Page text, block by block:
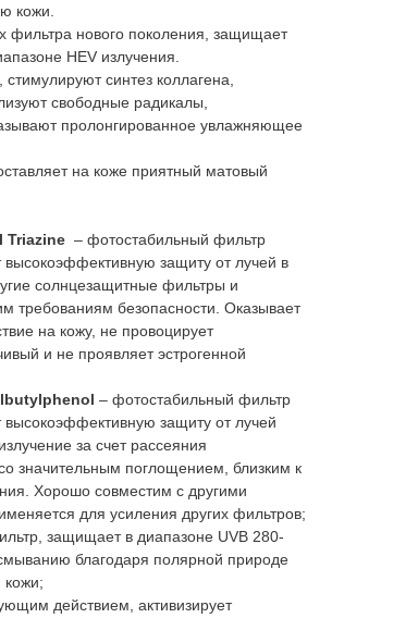
кожи.
нового поколения, защищает
HEV излучения.
синтез коллагена,
свободные радикалы,
пролонгированное увлажняющее
на коже приятный матовый
Triazine – фотостабильный фильтр
высокоэффективную защиту от лучей в
солнцезащитные фильтры и
требованиям безопасности. Оказывает
на кожу, не провоцирует
и не проявляет эстрогенной
– фотостабильный фильтр
высокоэффективную защиту от лучей
за счет рассеяния
значительным поглощением, близким к
Хорошо совместим с другими
для усиления других фильтров;
защищает в диапазоне UVB 280-
благодаря полярной природе
кожи;
действием, активизирует